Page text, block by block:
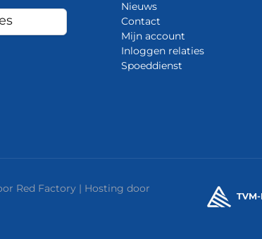
Nieuws
Contact
Mijn account
Inloggen relaties
Spoeddienst
Red Factory | Hosting door